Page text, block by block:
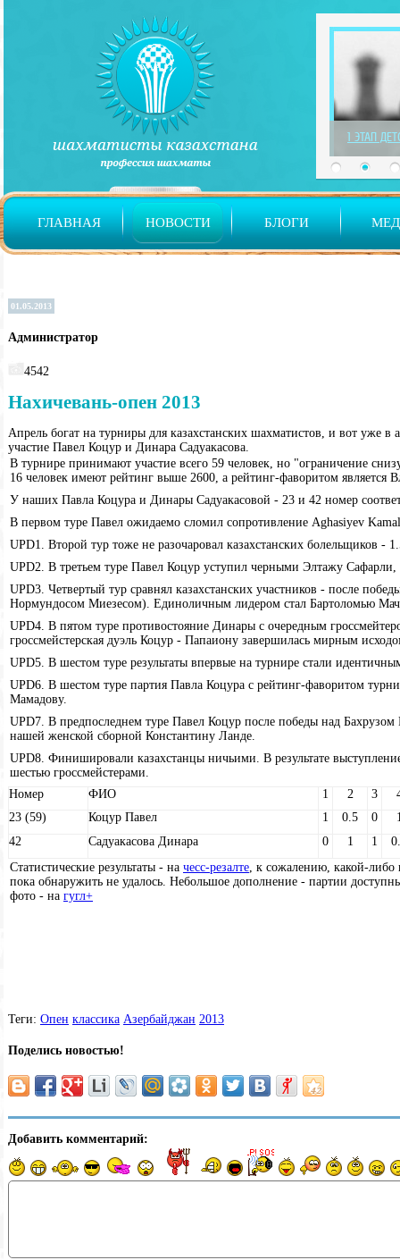
ГЛАВНАЯ НОВОСТИ БЛОГИ
1 ЭТАП
01.05.2013
Администратор
4542
Нахичевань-опен 2013
Апрель богат на турниры для казахстанских шахматистов, и вот уже
участие Павел Коцур и Динара Садуакасова.
В турнире принимают участие всего 59 человек, но "ограничение
16 человек имеют рейтинг выше 2600, а рейтинг-фаворитом
У наших Павла Коцура и Динары Садуакасовой - 23 и 42 номер
В первом туре Павел ожидаемо сломил сопротивление Aghasiyev
UPD1. Второй тур тоже не разочаровал казахстанских болельщиков -
UPD2. В третьем туре Павел Коцур уступил черными Элтажу
UPD3. Четвертый тур сравнял казахстанских участников - после
Нормундосом Миезесом). Единоличным лидером стал Бартоломью
UPD4. В пятом туре противостояние Динары с очередным
гроссмейстерская дуэль Коцур - Папаиону завершилась мирным
UPD5. В шестом туре результаты впервые на турнире стали
UPD6. В шестом туре партия Павла Коцура с рейтинг-фаворитом
Мамадову.
UPD7. В предпоследнем туре Павел Коцур после победы над
нашей женской сборной Константину Ланде.
UPD8. Финишировали казахстанцы ничьими. В результате
шестью гроссмейстерами.
Номер
ФИО 1 2 3
23 (59)
Коцур Павел 1 0.5 0
42
Садуакасова Динара 0 1 1
Статистические результаты - на чесс-резалте, к сожалению, какой-либо
пока обнаружить не удалось. Небольшое дополнение - партии
фото - на гугл+
Теги: Опен классика Азербайджан 2013
Поделись новостью!
Добавить комментарий: